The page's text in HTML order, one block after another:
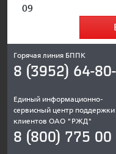
09
Горячая линия БППК
8 (3952) 64-
Единый информационно-
сервисный центр поддержки
клиентов ОАО "РЖД"
8 (800) 775 00